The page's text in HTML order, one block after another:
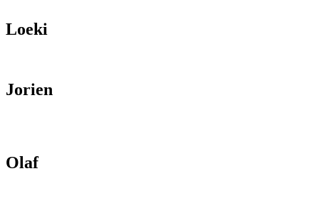
Loeki
Jorien
Olaf